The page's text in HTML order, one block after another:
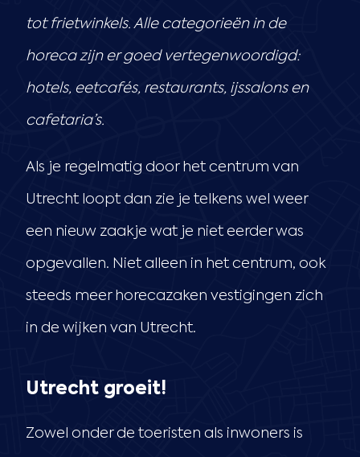
tot frietwinkels. Alle categorieën in de
horeca zijn er goed vertegenwoordigd:
hotels, eetcafés, restaurants, ijssalons en
cafetaria’s.
Als je regelmatig door het centrum van
Utrecht loopt dan zie je telkens wel weer
een nieuw zaakje wat je niet eerder was
opgevallen. Niet alleen in het centrum, ook
steeds meer horecazaken vestigingen zich
in de wijken van Utrecht.
Utrecht groeit!
Zowel onder de toeristen als inwoners is